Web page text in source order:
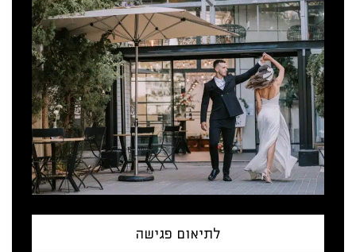
לתיאום פגישה